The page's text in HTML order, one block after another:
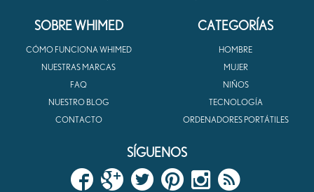
SOBRE WHIMED
CÓMO FUNCIONA WHIMED
NUESTRAS MARCAS
FAQ
NUESTRO BLOG
CONTACTO
CATEGORÍAS
HOMBRE
MUJER
NIÑOS
TECNOLOGÍA
ORDENADORES PORTÁTILES
SÍGUENOS